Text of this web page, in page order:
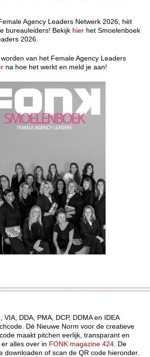
Agency Leaders Netwerk 2026, hèt
bureauleiders! Bekijk hier het Smoelenboek
2026.
van het Female Agency Leaders
na hoe het werkt en meld je aan!
VIA, DDA, PMA, DCP, DDMA en IDEA
Dè Nieuwe Norm voor de creatieve
maakt pitchen eerlijk, transparant en
alles over in FONK magazine 424 . De
downloaden of scan de QR code hieronder.